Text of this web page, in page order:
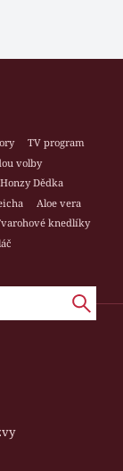
TV program
volby
Dědka
Aloe vera
knedlíky